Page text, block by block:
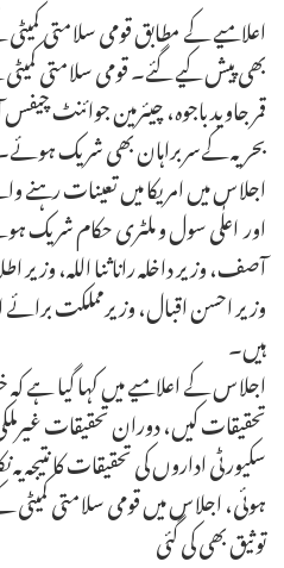
اعلامیے کے مطابق قومی سلامتی
بھی پیش کیے گئے۔ قومی سلامتی
قمر جاوید باجوہ، چیئرمین جوائنٹ
بحریہ کےسربراہان بھی شریک
اجلاس میں امریکا میں تعینات رہنے
اور اعلٰی سول و ملٹری حکام شریک
آصف، وزیر داخلہ رانا ثنا اللہ،
وزیر احسن اقبال، وزیرمملکت برائے
ہیں۔
اجلاس کے اعلامیے میں کہا گیا ہے
تحقیقات کیں، دوران تحقیقات
سکیورٹی اداروں کی تحقیقات کا نتیجہ
ہوئی، اجلاس میں قومی سلامتی
توثیق بھی کی گئی